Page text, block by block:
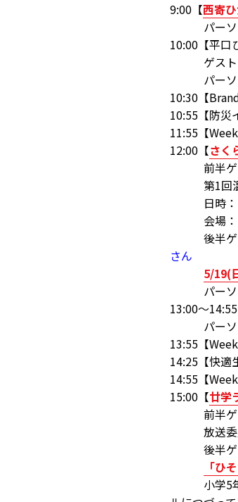
9:00【西寄
パーソナ
10:00【平口
ゲスト
パーソナ
10:30【
10:55【防災
11:55【
12:00【さく
前半ゲス
第1回混
日時：5
会場：ウ
後半ゲ
さん
5/19(
パーソナ
13:00～
パーソナ
13:55【
14:25【快適
14:55【
15:00【廿学
前半ゲ
放送委員
後半ゲ
「ひ
小学5年時